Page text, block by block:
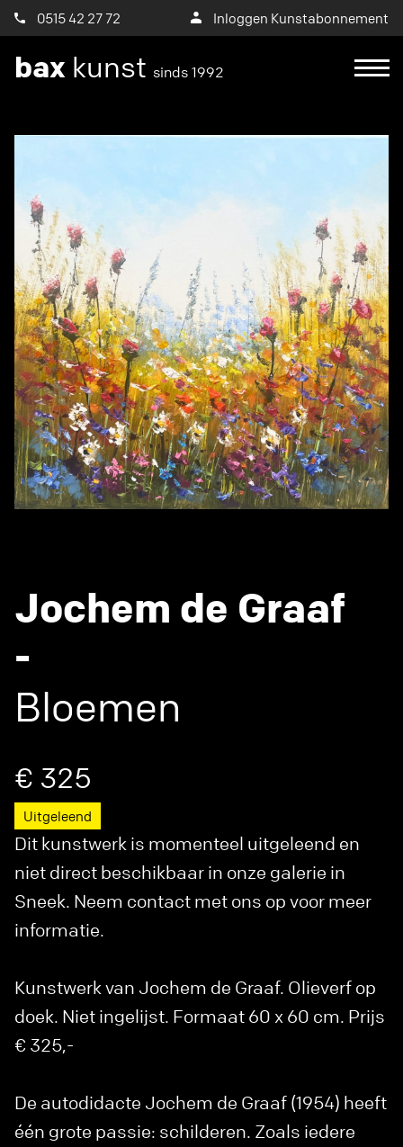
0515 42 27 72 Inloggen Kunstabonnement
bax kunst sinds 1992
Jochem de Graaf
-
Bloemen
€ 325
Uitgeleend
Dit kunstwerk is momenteel uitgeleend en
niet direct beschikbaar in onze galerie in
Sneek. Neem contact met ons op voor meer
informatie.
Kunstwerk van Jochem de Graaf. Olieverf op
doek. Niet ingelijst. Formaat 60 x 60 cm. Prijs
€ 325,-
De autodidacte Jochem de Graaf (1954) heeft
één grote passie: schilderen. Zoals iedere